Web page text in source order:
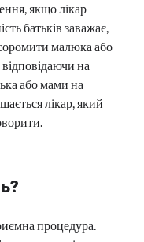
якщо лікар
батьків заважає,
малюка або
на
або мами на
лікар, який
процедура.